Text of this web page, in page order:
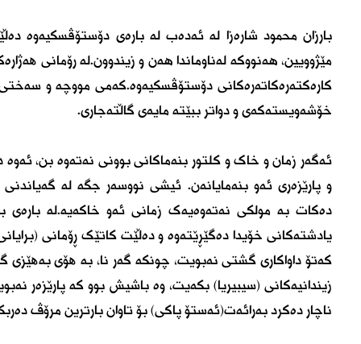
بارزان محمود شارەزا لە ئەدەب لە بارەی دۆستۆڤسکیەوە
مێژوویین، هەنووکە لەناوماندا هەن و زیندوون.لە رۆمانی
کارەکتەرەکاتەرەکانی دۆستۆڤسکیەوە.کەمی مووچە و
خۆشەویستەکەی و دواتر ببێتە مایەی گاڵتەجاری.
ئەگەر زمان و خاک و کلتور بنەماکانی بوونی نەتەوە بن،
و پارێزەری ئەو بنەمایانەن. ئیشی نووسەر جگە لە
دەکات بە مولکی نەتەوەیەک زمانی ئەو خاکەیە.لە بارەی
یادشتەکانی خۆیدا دەگێڕێتەوە و دەڵێت کاتێک ڕۆمانی
کەتۆ داواکاری گشتی نەبویت، چونکە گەر نا، بە ھۆی بەھێزی
زیندانیەکانی (سیبیریا) بکەیت، وە باشیش بوو کە پارێزەر
ناچار دەکرد بەرائەت(ئەستۆ پاکی) بۆ تاوان بارترین مرۆڤ